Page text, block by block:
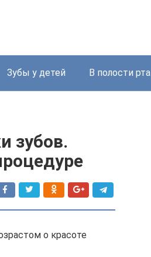
Зубы у детей В полости рта
зубов.
о красоте